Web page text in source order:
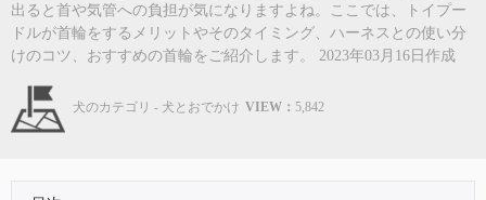
出ると首や気管への負担が気になりますよね。ここでは、トイプー
ドルが首輪をするメリットやそのタイミング、ハーネスとの使い分
けのコツ、おすすめの首輪をご紹介します。 2023年03月16日作成
犬のカテゴリ - 犬とおでかけ VIEW： 5,842